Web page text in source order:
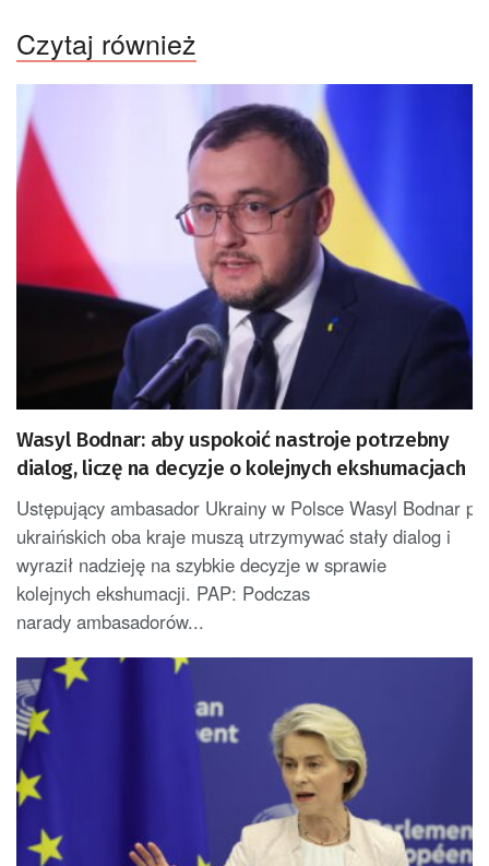
Czytaj również
Wasyl Bodnar: aby uspokoić nastroje potrzebny
dialog, liczę na decyzje o kolejnych ekshumacjach
Ustępujący ambasador Ukrainy w Polsce Wasyl Bodnar
ukraińskich oba kraje muszą utrzymywać stały dialog i
wyraził nadzieję na szybkie decyzje w sprawie
kolejnych ekshumacji. PAP: Podczas
narady ambasadorów...